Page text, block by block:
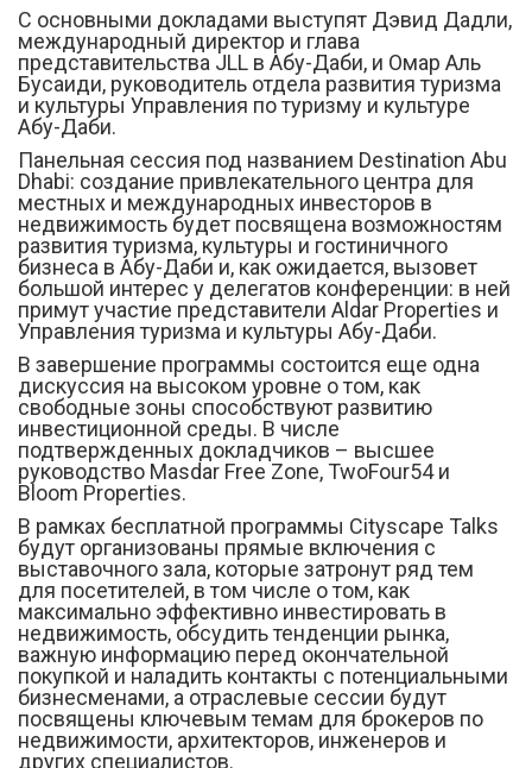
С основными докладами выступят Дэвид Дадли,
международный директор и глава
представительства JLL в Абу-Даби, и Омар Аль
Бусаиди, руководитель отдела развития туризма
и культуры Управления по туризму и культуре
Абу-Даби.
Панельная сессия под названием Destination Abu
Dhabi: создание привлекательного центра для
местных и международных инвесторов в
недвижимость будет посвящена возможностям
развития туризма, культуры и гостиничного
бизнеса в Абу-Даби и, как ожидается, вызовет
большой интерес у делегатов конференции: в ней
примут участие представители Aldar Properties и
Управления туризма и культуры Абу-Даби.
В завершение программы состоится еще одна
дискуссия на высоком уровне о том, как
свободные зоны способствуют развитию
инвестиционной среды. В числе
подтвержденных докладчиков – высшее
руководство Masdar Free Zone, TwoFour54 и
Bloom Properties.
В рамках бесплатной программы Cityscape Talks
будут организованы прямые включения с
выставочного зала, которые затронут ряд тем
для посетителей, в том числе о том, как
максимально эффективно инвестировать в
недвижимость, обсудить тенденции рынка,
важную информацию перед окончательной
покупкой и наладить контакты с потенциальными
бизнесменами, а отраслевые сессии будут
посвящены ключевым темам для брокеров по
недвижимости, архитекторов, инженеров и
других специалистов.